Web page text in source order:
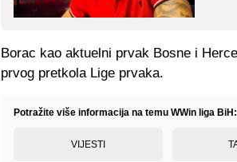
Borac kao aktuelni prvak Bosne i
prvog pretkola Lige prvaka.
Potražite više informacija na temu WWin liga BiH:
VIJESTI